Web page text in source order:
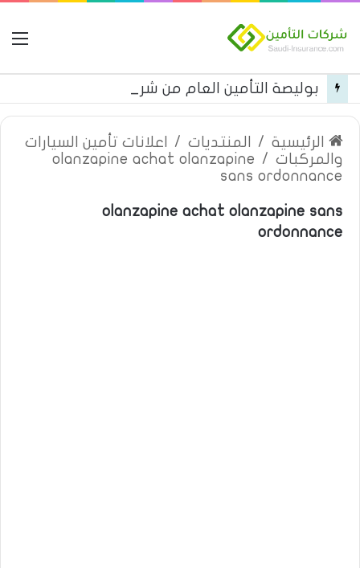
الرئيسية / المنتديات /
اعلانات تأمين السيارات
والمركبات /
olanzapine achat olanzapine
sans ordonnance
olanzapine achat olanzapine sans
ordonnance